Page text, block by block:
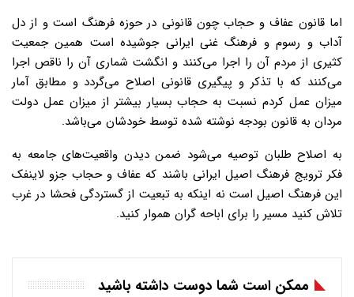
اما قانون عفاف و حجاب چون قانونی در حوزه فرهنگ است و از دل
آداب و رسوم و فرهنگ غنی ایرانی جوشیده است همین جمعیت
کثیری از مردم آن را اجرا می‌کنند و انگشت شماری آن را ناقص اجرا
می‌کنند که با تذکر و پیگیری قانونی اصلاح می‌گردد و مطابق آمار
میزان عمل کردم نسبت به حجاب بسیار بیشتر از میزان عمل دولت
مردان به قانون بودجه نوشته شده توسط خودشان می‌باشد.
به اصلاح طلبان توصیه می‌شود ضمن دیدن واقعیت‌های جامعه به
فکر ترویج فرهنگ اصیل ایرانی باشند که عفاف و حجاب جزو لاینفک
این فرهنگ اصیل است نه اینکه به تبعیت از گستردگی فحشا در غرب
تلاش کنید مسیر را برای اباحه گران هموار کنید.
ممکن است شما دوست داشته باشید